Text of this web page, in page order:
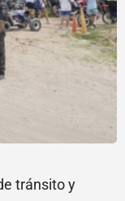
tránsito y